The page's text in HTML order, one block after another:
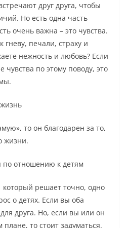
друг друга, чтобы
Но есть одна часть
очень важна – это чувства.
гневу, печали, страху и
нежность и любовь? Если
чувства по этому поводу, это
то он благодарен за то,
жизни.
по отношению к детям
решает точно, одно
о детях. Если вы оба
друга. Но, если вы или он
плане, то стоит задуматься.